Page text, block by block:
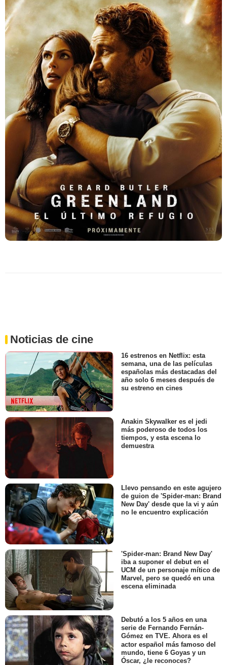
Noticias de cine
16 estrenos en Netflix: esta
semana, una de las películas
españolas más destacadas del
año solo 6 meses después de
su estreno en cines
Anakin Skywalker es el jedi
más poderoso de todos los
tiempos, y esta escena lo
demuestra
Llevo pensando en este agujero
de guion de 'Spider-man: Brand
New Day' desde que la vi y aún
no le encuentro explicación
'Spider-man: Brand New Day'
iba a suponer el debut en el
UCM de un personaje mítico de
Marvel, pero se quedó en una
escena eliminada
Debutó a los 5 años en una
serie de Fernando Fernán-
Gómez en TVE. Ahora es el
actor español más famoso del
mundo, tiene 6 Goyas y un
Óscar, ¿le reconoces?